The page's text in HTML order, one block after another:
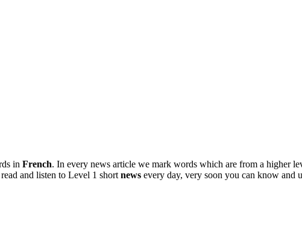
in French. In every news article we mark words which are from a higher
and listen to Level 1 short news every day, very soon you can know and